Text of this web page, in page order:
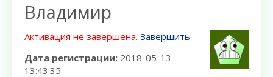
Владимир
Активация не завершена. Завершить
Дата регистрации: 2018-05-13
13:43:35